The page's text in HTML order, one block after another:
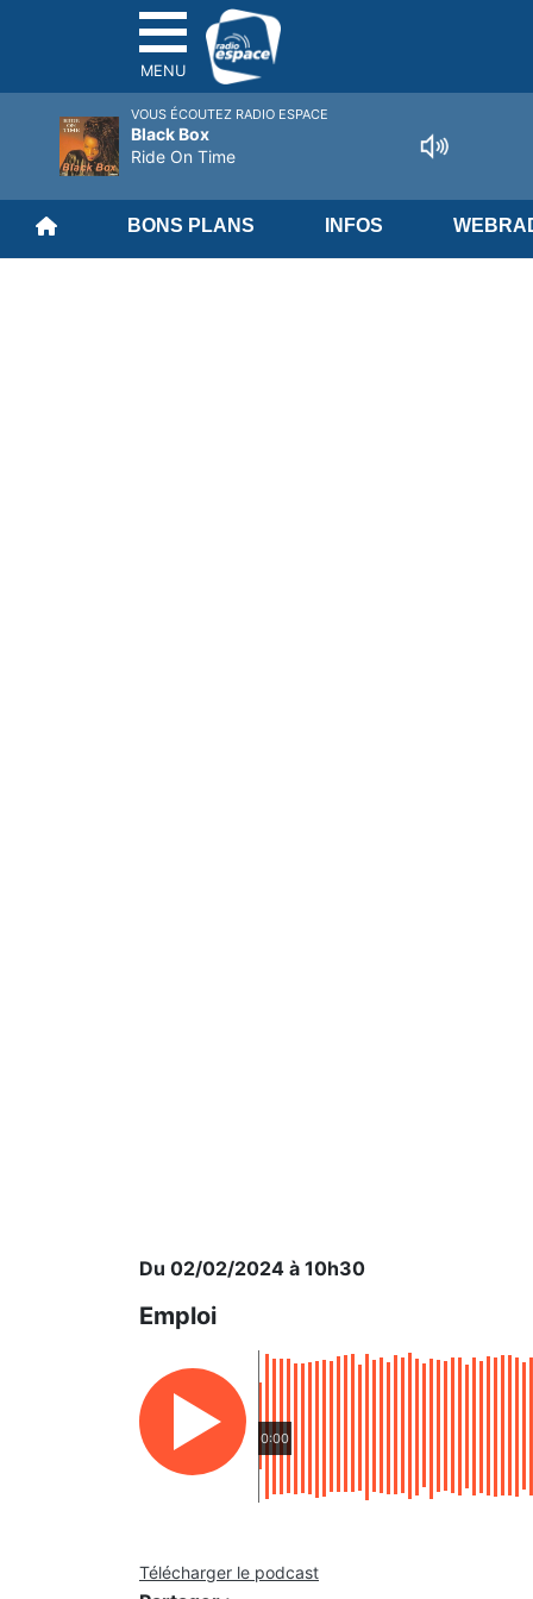
MENU
BONS PLANS INFOS
Du 02/02/2024 à 10h30
Emploi
0:00
Télécharger le podcast
VOUS ÉCOUTEZ RADIO ESPACE
Black Box
Ride On Time